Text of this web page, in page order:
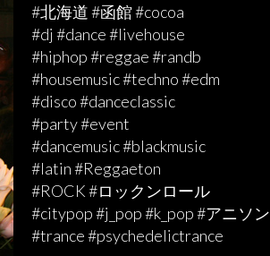
#北海道 #函館 #cocoa
#dj #dance #livehouse
#hiphop #reggae #randb
#housemusic #techno #edm
#disco #danceclassic
#party #event
#dancemusic #blackmusic
#latin #Reggaeton
#ROCK #ロックンロール
#citypop #j_pop #k_pop #アニソン
#trance #psychedelictrance